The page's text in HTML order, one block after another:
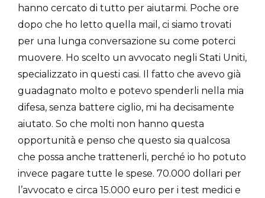
hanno cercato di tutto per aiutarmi. Poche ore
dopo che ho letto quella mail, ci siamo trovati
per una lunga conversazione su come poterci
muovere. Ho scelto un avvocato negli Stati Uniti,
specializzato in questi casi. Il fatto che avevo già
guadagnato molto e potevo spenderli nella mia
difesa, senza battere ciglio, mi ha decisamente
aiutato. So che molti non hanno questa
opportunità e penso che questo sia qualcosa
che possa anche trattenerli, perché io ho potuto
invece pagare tutte le spese. 70.000 dollari per
l’avvocato e circa 15.000 euro per i test medici e